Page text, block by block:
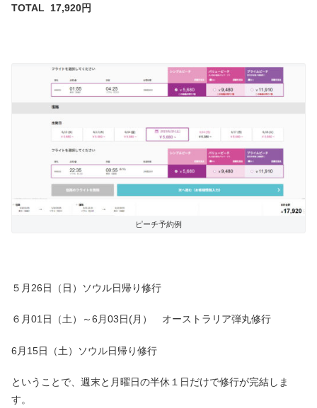
TOTAL 17,920円
ピーチ予約例
５月26日（日）ソウル日帰り修行
６月01日（土）～6月03日(月） オーストラリア弾丸修行
6月15日（土）ソウル日帰り修行
ということで、週末と月曜日の半休１日だけで修行が完結しま
す。